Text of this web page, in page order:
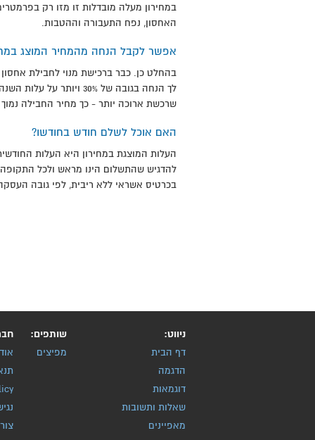
במחירון מעלה מובדלות זו מזו רק
האחסון, נפח התעבורה וההטבות.
אפשר לקבל הנחה מהמחיר המוצג
בהחלט כן. כבר ברכישת מנוי לחבילת
לך הנחה בגובה של 30%
שרכשת ארוכה יותר - כך מחיר החבילה
האם אוכל לשלם חודש בחודשו?
העלות המוצגת במחירון היא העלות
להדגיש שהתשלום הינו מראש ולכל
בכרטיס אשראי ללא ריבית, לפי גובה
ניווט:
דף הבית
הדגמה
דוגמאות
שאלות ותשובות
מאפיינים
שותפים:
מפיצים